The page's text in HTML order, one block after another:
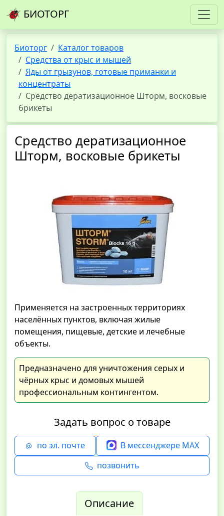
БИОТОРГ
Биоторг
Каталог товаров
Средства от крыс и мышей
Яды от грызунов, готовые приманки и
концентраты
Средство дератизационное Шторм, восковые
брикеты
Средство дератизационное
Шторм, восковые брикеты
Применяется на застроенных территориях
населённых пунктов, включая жилые
помещения, пищевые, детские и лечебные
объекты.
Предназначено для уничтожения серых и
чёрных крыс и домовых мышей
профессиональным контингентом.
Задать вопрос о товаре
по эл. почте
В мессенджере MAX
позвонить
Описание